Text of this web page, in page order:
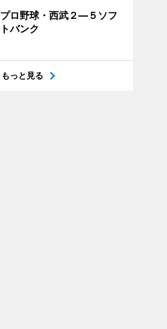
プロ野球・西武２―５ソフ
トバンク
もっと見る